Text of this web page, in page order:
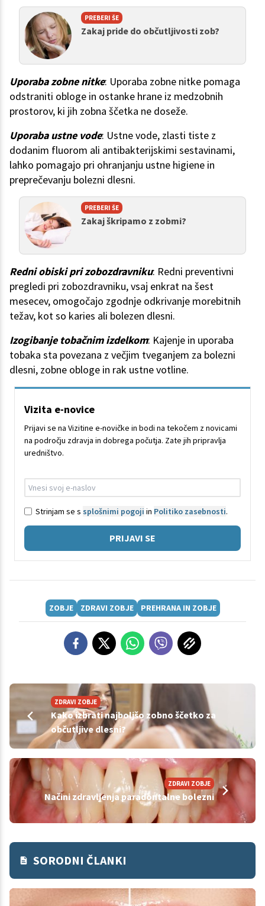
PREBERI ŠE
Zakaj pride do občutljivosti zob?
Uporaba zobne nitke: Uporaba zobne nitke pomaga
odstraniti obloge in ostanke hrane iz medzobnih
prostorov, ki jih zobna ščetka ne doseže.
Uporaba ustne vode: Ustne vode, zlasti tiste z
dodanim fluorom ali antibakterijskimi sestavinami,
lahko pomagajo pri ohranjanju ustne higiene in
preprečevanju bolezni dlesni.
PREBERI ŠE
Zakaj škripamo z zobmi?
Redni obiski pri zobozdravniku: Redni preventivni
pregledi pri zobozdravniku, vsaj enkrat na šest
mesecev, omogočajo zgodnje odkrivanje morebitnih
težav, kot so karies ali bolezen dlesni.
Izogibanje tobačnim izdelkom: Kajenje in uporaba
tobaka sta povezana z večjim tveganjem za bolezni
dlesni, zobne obloge in rak ustne votline.
Vizita e-novice
Prijavi se na Vizitine e-novičke in bodi na tekočem z novicami
na področju zdravja in dobrega počutja. Zate jih pripravlja
uredništvo.
Strinjam se s splošnimi pogoji in Politiko zasebnosti.
PRIJAVI SE
ZOBJE ZDRAVI ZOBJE PREHRANA IN ZOBJE
ZDRAVI ZOBJE
Kako izbrati najboljšo zobno ščetko za
občutljive dlesni?
ZDRAVI ZOBJE
Načini zdravljenja paradontalne bolezni
SORODNI ČLANKI